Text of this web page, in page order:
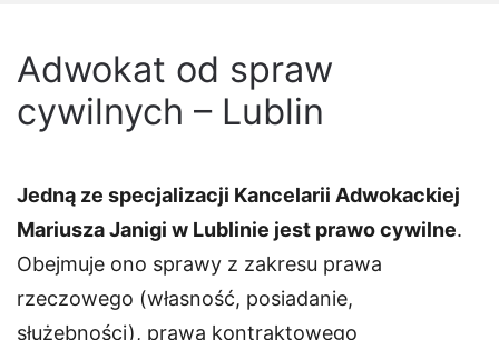
Adwokat od spraw
cywilnych – Lublin
Jedną ze specjalizacji Kancelarii Adwokackiej
Mariusza Janigi w Lublinie jest prawo cywilne.
Obejmuje ono sprawy z zakresu prawa
rzeczowego (własność, posiadanie,
służebności), prawa kontraktowego